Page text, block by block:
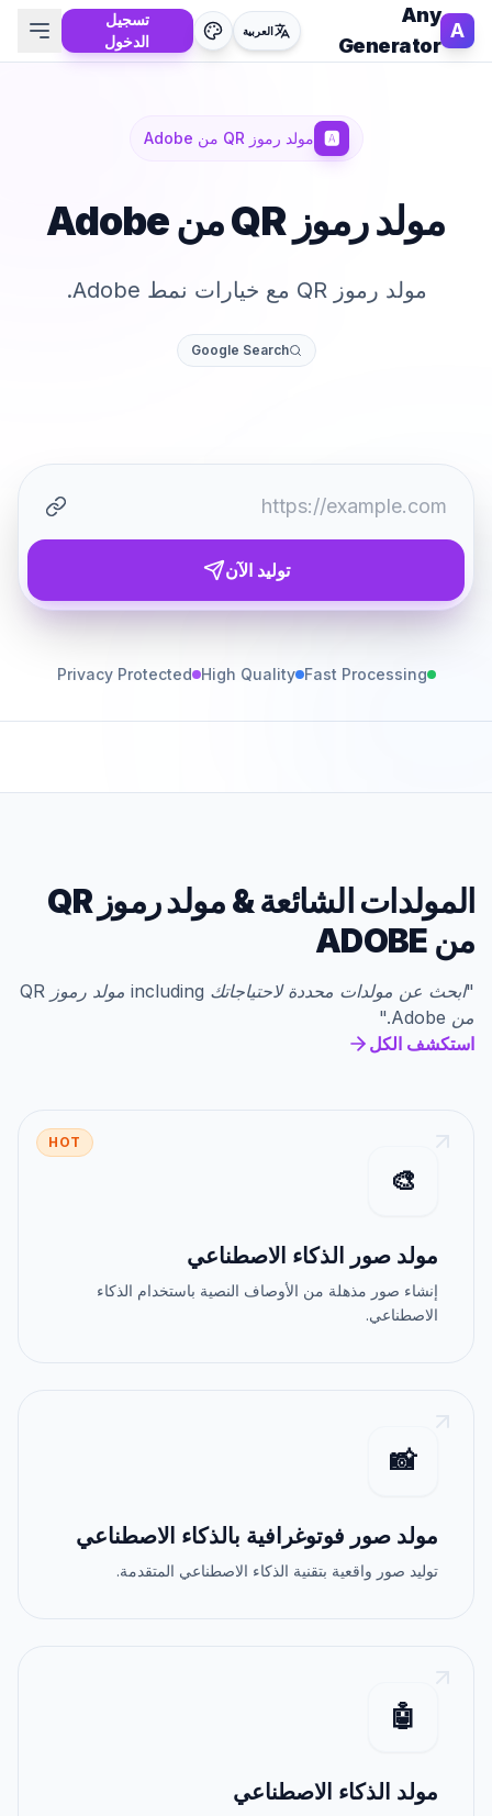
A
Any
Generator
العربية
تسجيل
الدخول
🅰️ مولد رموز QR من Adobe
مولد رموز QR من Adobe
مولد رموز QR مع خيارات نمط Adobe.
Google Search
توليد الآن
Fast Processing
High Quality
Privacy Protected
المولدات الشائعة&
مولد رموز QR
من ADOBE
"ابحث عن مولدات محددة لاحتياجاتك
مولد رموز QR
من Adobe
."
استكشف الكل
HOT
🎨
مولد صور الذكاء الاصطناعي
إنشاء صور مذهلة من الأوصاف النصية باستخدام الذكاء
الاصطناعي.
📸
مولد صور فوتوغرافية بالذكاء الاصطناعي
توليد صور واقعية بتقنية الذكاء الاصطناعي المتقدمة.
🤖
مولد الذكاء الاصطناعي